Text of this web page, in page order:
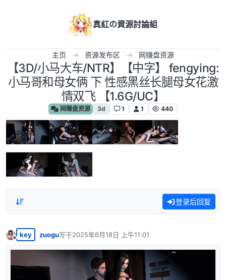
真紅の資源討論組
主页 资源发布区 网赚盘资源
【3D/小马大车/NTR】【中字】 fengying:
小马哥和母女俩 下 性感黑丝长腿母女花激
情双飞 【1.6G/UC】
网赚盘资源 3d 1 1 440
登录后回复
离线
key zuogu写于2025年6月18日 上午11:01
最后由 编辑